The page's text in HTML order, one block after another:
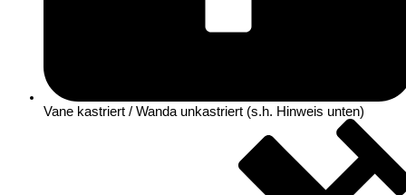
Vane kastriert / Wanda unkastriert (s.h. Hinweis unten)